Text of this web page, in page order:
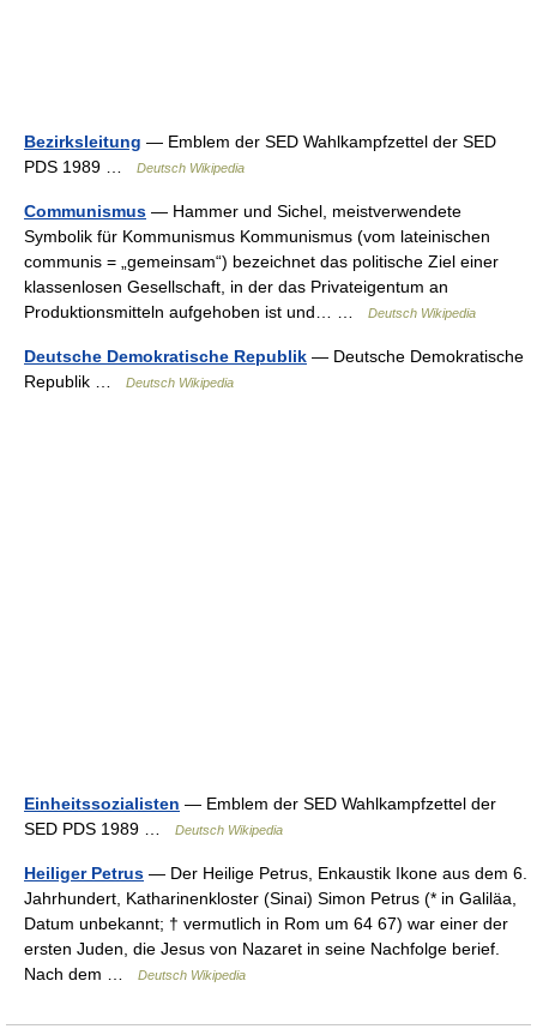
Bezirksleitung — Emblem der SED Wahlkampfzettel der SED
PDS 1989 …
Deutsch Wikipedia
Communismus — Hammer und Sichel, meistverwendete
Symbolik für Kommunismus Kommunismus (vom lateinischen
communis = „gemeinsam“) bezeichnet das politische Ziel einer
klassenlosen Gesellschaft, in der das Privateigentum an
Produktionsmitteln aufgehoben ist und… …
Deutsch Wikipedia
Deutsche Demokratische Republik — Deutsche Demokratische
Republik …
Deutsch Wikipedia
Einheitssozialisten — Emblem der SED Wahlkampfzettel der
SED PDS 1989 …
Deutsch Wikipedia
Heiliger Petrus — Der Heilige Petrus, Enkaustik Ikone aus dem 6.
Jahrhundert, Katharinenkloster (Sinai) Simon Petrus (* in Galiläa,
Datum unbekannt; † vermutlich in Rom um 64 67) war einer der
ersten Juden, die Jesus von Nazaret in seine Nachfolge berief.
Nach dem …
Deutsch Wikipedia